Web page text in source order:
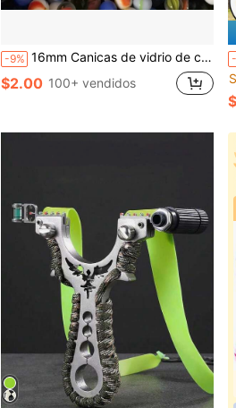
-9% 16mm Canicas de vidrio de colores, adecuadas para lanzadoras de bolas, diseño de ojo de gato octagonal, unicolor y con patrones vivos, excelentes para juegos y proyectos de manualidades
$2.00 100+ vendidos